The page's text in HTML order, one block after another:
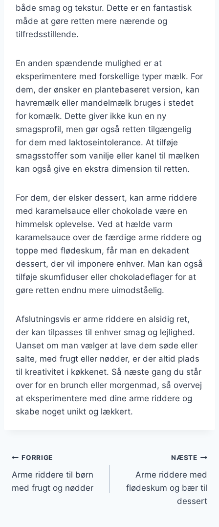
både smag og tekstur. Dette er en fantastisk
måde at gøre retten mere nærende og
tilfredsstillende.
En anden spændende mulighed er at
eksperimentere med forskellige typer mælk. For
dem, der ønsker en plantebaseret version, kan
havremælk eller mandelmælk bruges i stedet
for komælk. Dette giver ikke kun en ny
smagsprofil, men gør også retten tilgængelig
for dem med laktoseintolerance. At tilføje
smagsstoffer som vanilje eller kanel til mælken
kan også give en ekstra dimension til retten.
For dem, der elsker dessert, kan arme riddere
med karamelsauce eller chokolade være en
himmelsk oplevelse. Ved at hælde varm
karamelsauce over de færdige arme riddere og
toppe med flødeskum, får man en dekadent
dessert, der vil imponere enhver. Man kan også
tilføje skumfiduser eller chokoladeflager for at
gøre retten endnu mere uimodståelig.
Afslutningsvis er arme riddere en alsidig ret,
der kan tilpasses til enhver smag og lejlighed.
Uanset om man vælger at lave dem søde eller
salte, med frugt eller nødder, er der altid plads
til kreativitet i køkkenet. Så næste gang du står
over for en brunch eller morgenmad, så overvej
at eksperimentere med dine arme riddere og
skabe noget unikt og lækkert.
Indlægsnavigation
FORRIGE
Arme riddere til børn
med frugt og nødder
NÆSTE
Arme riddere med
flødeskum og bær til
dessert